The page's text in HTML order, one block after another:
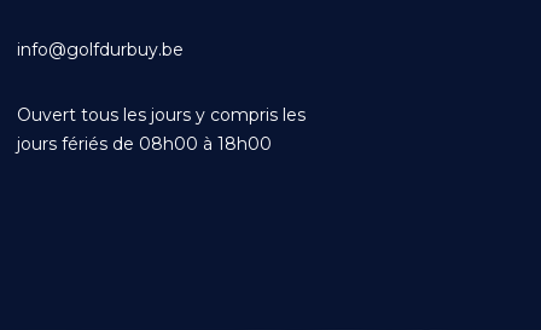
info@golfdurbuy.be
Ouvert tous les jours y compris les
jours fériés de 08h00 à 18h00